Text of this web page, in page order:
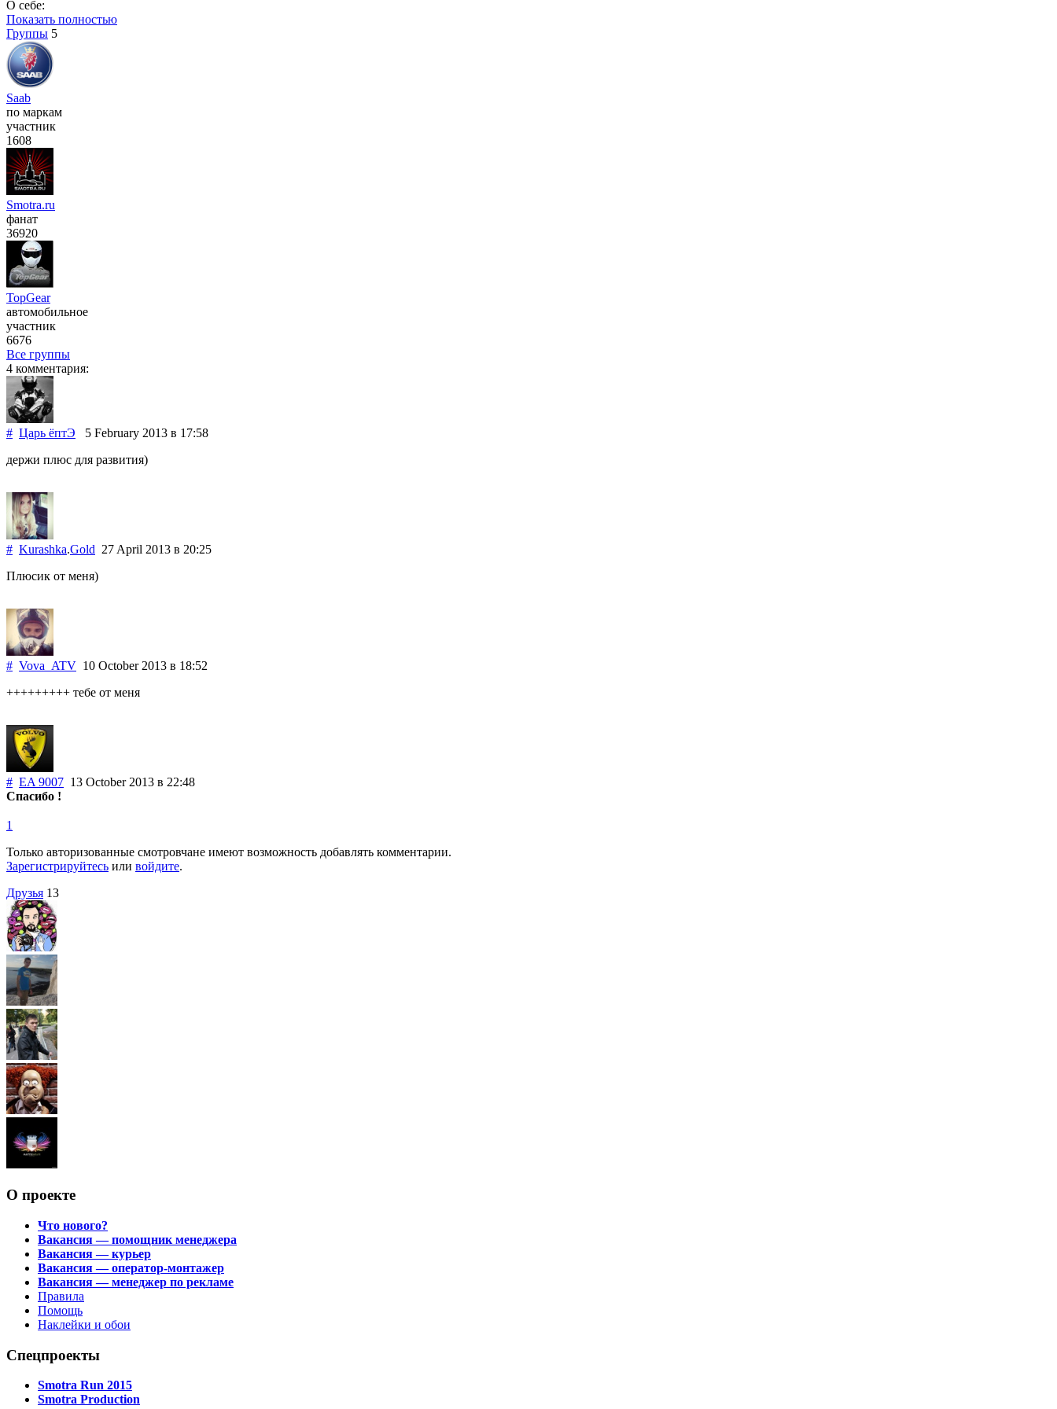
О себе:
Показать полностью
Группы 5
Saab
по маркам
участник
1608
Smotra.ru
фанат
36920
TopGear
автомобильное
участник
6676
Все группы
4 комментария:
# Царь ёптЭ 5 February 2013 в 17:58
держи плюс для развития)
# Kurashka.Gold 27 April 2013 в 20:25
Плюсик от меня)
# Vova_ATV 10 October 2013 в 18:52
+++++++++ тебе от меня
# EA 9007 13 October 2013 в 22:48
Спасибо !
1
Только авторизованные смотровчане имеют возможность добавлять комментарии.
Зарегистрируйтесь или войдите.
Друзья 13
О проекте
Что нового?
Вакансия — помощник менеджера
Вакансия — курьер
Вакансия — оператор-монтажер
Вакансия — менеджер по рекламе
Правила
Помощь
Наклейки и обои
Спецпроекты
Smotra Run 2015
Smotra Production